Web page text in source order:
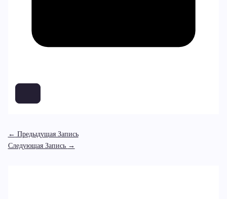
← Предыдущая Запись
Следующая Запись →